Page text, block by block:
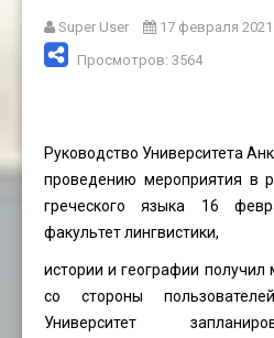
Super User
17 февраля 2021
Просмотров: 3564
Руководство Университета
проведению мероприятия в
греческого языка 16
факультет лингвистики,
истории и географии получил
со стороны
Университет